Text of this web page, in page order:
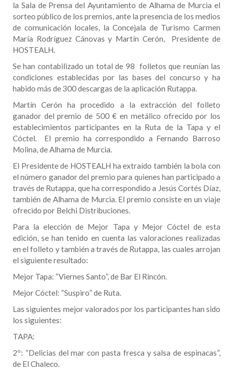
la Sala de Prensa del Ayuntamiento de Alhama de Murcia el
sorteo público de los premios, ante la presencia de los medios
de comunicación locales, la Concejala de Turismo Carmen
María Rodríguez Cánovas y Martín Cerón, Presidente de
HOSTEALH.
Se han contabilizado un total de 98 folletos que reunían las
condiciones establecidas por las bases del concurso y ha
habido más de 300 descargas de la aplicación Rutappa.
Martín Cerón ha procedido a la extracción del folleto
ganador del premio de 500 € en metálico ofrecido por los
establecimientos participantes en la Ruta de la Tapa y el
Cóctel. El premio ha correspondido a Fernando Barroso
Molina, de Alhama de Murcia.
El Presidente de HOSTEALH ha extraído también la bola con
el número ganador del premio para quienes han participado a
través de Rutappa, que ha correspondido a Jesús Cortés Díaz,
también de Alhama de Murcia. El premio consiste en un viaje
ofrecido por Belchi Distribuciones.
Para la elección de Mejor Tapa y Mejor Cóctel de esta
edición, se han tenido en cuenta las valoraciones realizadas
en el folleto y también a través de Rutappa, las cuales arrojan
el siguiente resultado:
Mejor Tapa: “Viernes Santo”, de Bar El Rincón.
Mejor Cóctel: “Suspiro” de Ruta.
Las siguientes mejor valorados por los participantes han sido
los siguientes:
TAPA:
2º: “Delicias del mar con pasta fresca y salsa de espinacas”,
de El Chaleco.